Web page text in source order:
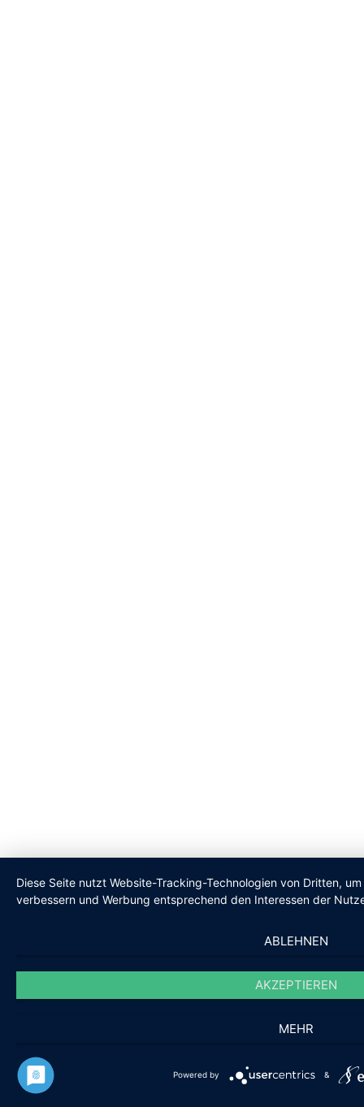
Diese Seite nutzt Website-Tracking-Technologien von Dritten,
verbessern und Werbung entsprechend den Interessen der
ABLEHNEN
AKZEPTIEREN
MEHR
Powered by &